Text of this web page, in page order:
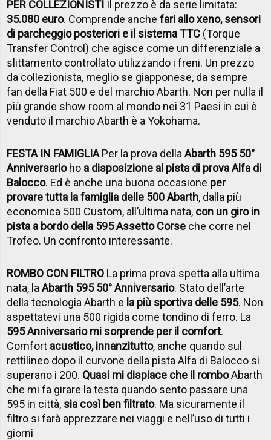
PER COLLEZIONISTI Il prezzo è da serie limitata:
35.080 euro. Comprende anchefari allo xeno, sensori
di parcheggio posteriori e il sistema TTC (Torque
Transfer Control) che agisce come un differenziale a
slittamento controllato utilizzando i freni. Un prezzo
da collezionista, meglio se giapponese, da sempre
fan della Fiat 500 e del marchio Abarth. Non per nulla il
più grande show room al mondo nei 31 Paesi in cui è
venduto il marchio Abarth è a Yokohama.
FESTA IN FAMIGLIAPer la prova dellaAbarth 595 50°
Anniversarioho a disposizione al pista di prova Alfa di
Balocco. Ed è anche una buona occasione per
provare tutta la famiglia delle 500 Abarth, dalla più
economica 500 Custom, all’ultima nata, con un giro in
pista a bordo della 595 Assetto Corse che corre nel
Trofeo. Un confronto interessante.
ROMBO CON FILTRO La prima prova spetta alla ultima
nata, laAbarth 595 50° Anniversario. Stato dell’arte
della tecnologia Abarth e la più sportiva delle 595. Non
aspettatevi una 500 rigida come tondino di ferro. La
595 Anniversario mi sorprende per il comfort.
Comfort acustico, innanzitutto, anche quando sul
rettilineo dopo il curvone della pista Alfa di Balocco si
superano i 200. Quasi mi dispiace che il romboAbarth
che mi fa girare la testa quando sento passare una
595 in città, sia così ben filtrato. Ma sicuramente il
filtro si farà apprezzare nei viaggi e nell’uso di tutti i
giorni